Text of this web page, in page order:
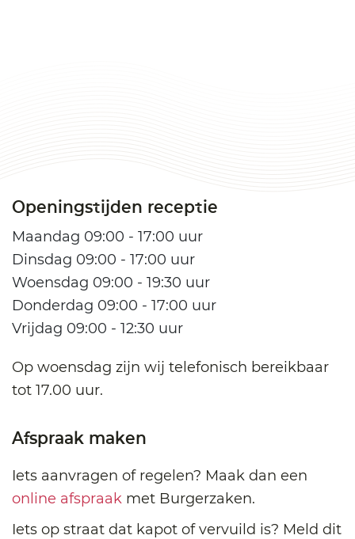
Openingstijden receptie
Maandag 09:00 - 17:00 uur
Dinsdag 09:00 - 17:00 uur
Woensdag 09:00 - 19:30 uur
Donderdag 09:00 - 17:00 uur
Vrijdag 09:00 - 12:30 uur
Op woensdag zijn wij telefonisch bereikbaar
tot 17.00 uur.
Afspraak maken
Iets aanvragen of regelen? Maak dan een
online afspraak met Burgerzaken.
Iets op straat dat kapot of vervuild is? Meld dit